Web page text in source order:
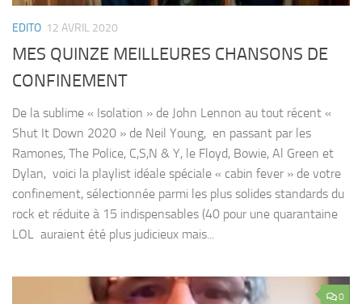
EDITO 12 AVRIL 2020
MES QUINZE MEILLEURES CHANSONS DE
CONFINEMENT
De la sublime « Isolation » de John Lennon au tout récent «
Shut It Down 2020 » de Neil Young, en passant par les
Ramones, The Police, C,S,N & Y, le Floyd, Bowie, Al Green et
Dylan, voici la playlist idéale spéciale « cabin fever » de votre
confinement, sélectionnée parmi les plus solides standards du
rock et réduite à 15 indispensables (40 pour une quarantaine
LOL auraient été plus judicieux mais...
0